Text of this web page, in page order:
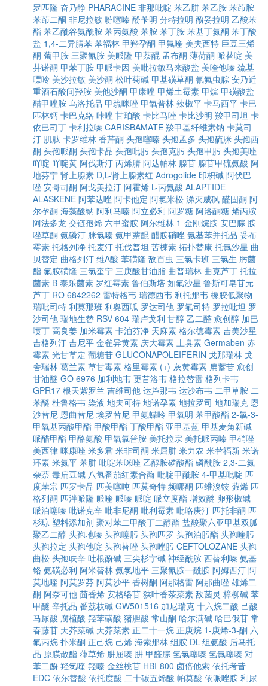
罗匹隆 奋乃静 PHARACINE 非那吡啶 苯乙肼 苯乙胺 苯茚胺
苯茚二酮 非尼拉敏 吩噻嗪 酚苄明 分特拉明 酚妥拉明 乙酸苯
酯 苯乙酰谷氨酰胺 苯丙氨酸 苯胺 苯丁胺 苯基丁氮酮 苯丁酸
盐 1,4-二异腈苯 苯福林 甲羟孕酮 甲氟喹 美夫西特 巨豆三烯
酮 葡甲胺 三聚氰胺 美哌隆 甲萘醌 孟布酮 薄荷酮 哌替啶 美
芬诺酮 甲苯丁胺 甲哌卡因 美吡拉敏马来酸盐 美喹他嗪 巯基
嘌呤 美沙拉敏 美沙酮 松叶菊碱 甲基磺草酮 氰氟虫腙 安乃近
重酒石酸间羟胺 美他沙酮 甲康唑 甲烯土霉素 甲烷 甲磺酸盐
醋甲唑胺 乌洛托品 甲巯咪唑 甲氧普林 辣椒平 卡马西平 卡巴
匹林钙 卡巴克络 咔唑 甘珀酸 卡比马唑 卡比沙明 羧甲司坦 卡
依巴司丁 卡利拉嗪 CARISBAMATE 羧甲基纤维素钠 卡莫司
汀 肌肽 卡罗维林 香芹酮 头孢噻嗪 头孢孟多 头孢硫脒 头孢西
酮 头孢哌酮 头孢卡品 头孢吡肟 头孢克肟 头孢甲肟 头孢美唑
吖啶 吖啶黄 阿伐斯汀 丙烯腈 阿达帕林 腺苷 腺苷甲硫氨酸 阿
地芬宁 肾上腺素 D,L-肾上腺素红 Adrogolide 印枳碱 阿伏巴
唑 安哥司酮 阿戈美拉汀 阿霍烯 L-丙氨酸 ALAPTIDE
ALASKENE 阿苯达唑 阿卡他定 阿氯米松 涕灭威砜 醛固酮 阿
尔孕酮 海藻酸钠 阿利马嗪 阿立必利 阿罗糖 阿洛酮糖 烯丙胺
阿法多龙 交链孢烯 六甲蜜胺 阿尔维林 1-金刚烷胺 安巴腙 胺
唑草酮 氨磷汀 脒氯嗪 氨甲萘醌 醋胺硝唑 氨基苯并托品 妥布
霉素 托格列净 托麦汀 托伐普坦 苦楝素 拓扑替康 托氟沙星 曲
贝替定 曲格列汀 维A酸 苯磺隆 敌百虫 三氯卡班 三氯生 肟菌
酯 氟胺磺隆 三氯奎宁 三庚酸甘油脂 曲普瑞林 曲克芦丁 托拉
菌素 B 泰乐菌素 罗红霉素 鲁伯斯塔 如氟沙星 鲁斯可皂苷元
芦丁 RO 6842262 雷特格韦 瑞德西韦 利托那韦 橡胶低聚物
瑞吡司特 利莫那班 利奥西呱 罗达司他 罗氟司特 罗拉吡坦 罗
沙司他 瑞地生替 RSV-604 瑞卢戈利 甘醇 乙二醛 愈创醇 加巴
喷丁 高良姜 加米霉素 卡泊芬净 天麻素 格尔德霉素 吉美沙星
吉格列汀 吉尼平 金雀异黄素 庆大霉素 土臭素 Germaben 赤
霉素 光甘草定 葡糖苷 GLUCONAPOLEIFERIN 戈那瑞林 戈
舍瑞林 葛兰素 草甘毒素 格里霉素 (+)-灰黄霉素 扁蓄苷 愈创
甘油醚 GO 6976 加利地韦 更昔洛韦 格拉替雷 格列卡韦
GPR17 根天紫罗兰 吉维司他 达芦那韦 达沙布韦 二甲草胺 二
苯醚 杜鲁格韦 染液 地夫可特 地诺孕素 地拉罗司 地加瑞克 恩
沙替尼 恩曲替尼 埃罗替尼 甲氨蝶呤 甲氧明 苯甲酸酯 2-氯-3-
甲氧基丙酸甲酯 甲酸甲酯 丁酸甲酯 亚甲基蓝 甲基麦角新碱
哌醋甲酯 甲酪氨酸 甲氧氯普胺 美托拉宗 美托哌丙嗪 甲硝唑
美西律 咪康唑 米多君 米非司酮 米屈肼 米力农 米替福新 米诺
环素 米氮平 苯肼 吡啶苯咪唑 乙醇胺磷酸酯 磷酰胺 2,3-二氮
杂萘 毒扁豆碱 八氢番茄红素合酶 吡啶甲酰胺 4-甲基吡啶 匹
度苯宗 匹罗卡品 匹美噻吨 匹莫奇特 频哪酮 匹维溴铵 蒎烯 匹
格列酮 匹泮哌隆 哌喹 哌嗪 哌啶 哌立度酯 增效醚 卵形椒碱
哌泊噻嗪 吡诺克辛 吡非尼酮 吡利霉素 吡咯庚汀 匹托非酮 匹
杉琼 塑料添加剂 聚对苯二甲酸丁二醇酯 盐酸聚六亚甲基双胍
聚乙二醇 头孢地嗪 头孢噻肟 头孢匹罗 头孢泊肟酯 头孢喹肟
头孢拉定 头孢他啶 头孢替唑 头孢唑肟 CEFTOLOZANE 头孢
曲松 头孢呋辛 吐根酚碱 三尖杉宁碱 神经酰胺 西替利嗪 氨基
铬 氨磺必利 阿米替林 氨氯地平 三聚氰胺一酰胺 阿姆西汀 阿
莫地喹 阿莫罗芬 阿莫沙平 香树酮 阿那格雷 阿那曲唑 雄烯二
酮 阿奈可他 茴香烯 安格络苷 狭叶香茶菜素 敌菌灵 樟柳碱 苯
甲醚 辛托品 番荔枝碱 GW501516 加尼瑞克 十六烷二酸 己酸
马尿酸 腐植酸 羟苯磺酸 猪胆酸 常山酮 哈尔满碱 哈巴俄苷 常
春藤苷 天芥菜碱 天芥菜素 正二十一烷 正庚烷 1-庚烯-3-酮 六
氟丙烷 扑米酮 正己烷 己烯 海索那林 组胺 DL-组氨酸 后马托
品 原膜散酯 葎草烯 肼屈嗪 肼 甲醛腙 氢氯噻嗪 氢氟噻嗪 对
苯二酚 羟氯喹 羟嗪 金丝桃苷 HBI-800 卤倍他索 依托考昔
EDC 依尔替酸 依托度酸 二十碳五烯酸 帕莫酸 依哌唑胺 利尿